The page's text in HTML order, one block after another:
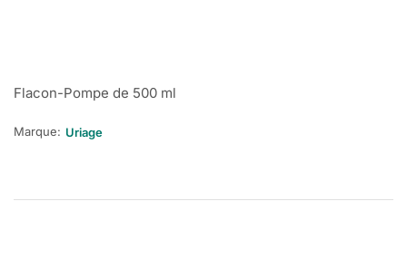
Flacon-Pompe de 500 ml
Marque: Uriage